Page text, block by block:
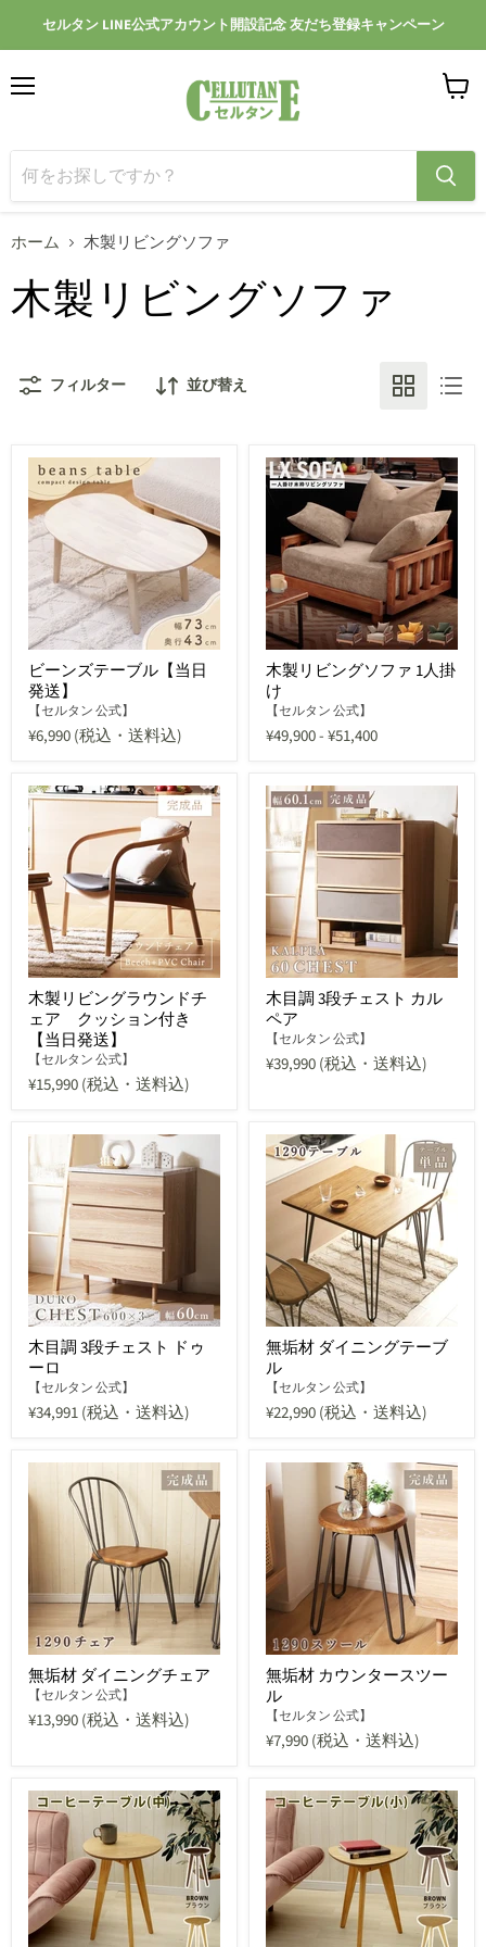
セルタン LINE公式アカウント開設記念 友だち登録キャンペーン
ー
見
ホーム 木製リビングソファ
木製リビングソファ
フィルター 並び替え
ビーンズテーブル【当日
発送】
【セルタン 公式】
¥6,990(税込・送料込)
木製リビングソファ 1人掛
け
【セルタン 公式】
¥49,900-¥51,400
木製リビングラウンドチ
ェア クッション付き
【当日発送】
【セルタン 公式】
¥15,990(税込・送料込)
木目調 3段チェスト カル
ペア
【セルタン 公式】
¥39,990(税込・送料込)
木目調 3段チェスト ドゥ
ーロ
【セルタン 公式】
¥34,991(税込・送料込)
無垢材 ダイニングテーブ
ル
【セルタン 公式】
¥22,990(税込・送料込)
無垢材 ダイニングチェア
【セルタン 公式】
¥13,990(税込・送料込)
無垢材 カウンタースツー
ル
【セルタン 公式】
¥7,990(税込・送料込)